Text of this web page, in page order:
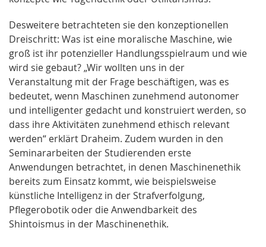
Desweitere betrachteten sie den konzeptionellen
Dreischritt: Was ist eine moralische Maschine, wie
groß ist ihr potenzieller Handlungsspielraum und wie
wird sie gebaut? „Wir wollten uns in der
Veranstaltung mit der Frage beschäftigen, was es
bedeutet, wenn Maschinen zunehmend autonomer
und intelligenter gedacht und konstruiert werden, so
dass ihre Aktivitäten zunehmend ethisch relevant
werden“ erklärt Draheim. Zudem wurden in den
Seminararbeiten der Studierenden erste
Anwendungen betrachtet, in denen Maschinenethik
bereits zum Einsatz kommt, wie beispielsweise
künstliche Intelligenz in der Strafverfolgung,
Pflegerobotik oder die Anwendbarkeit des
Shintoismus in der Maschinenethik.